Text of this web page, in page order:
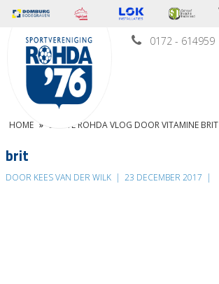
0172 - 614959
HOME » EERSTE ROHDA VLOG DOOR VITAMINE BRIT
brit
DOOR KEES VAN DER WILK | 23 DECEMBER 2017 |